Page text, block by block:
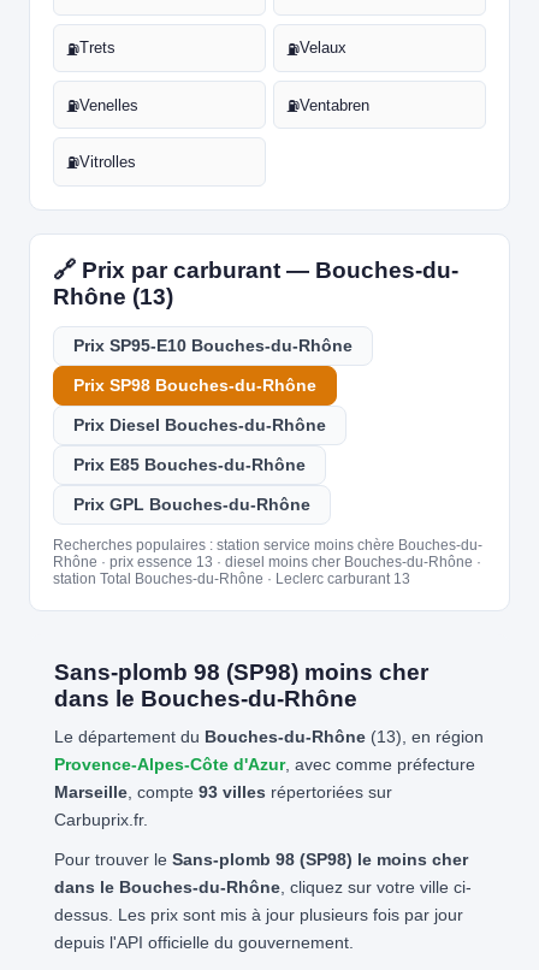
⛽Trets ⛽Velaux
⛽Venelles ⛽Ventabren
⛽Vitrolles
🔗 Prix par carburant — Bouches-du-
Rhône (13)
Prix SP95-E10 Bouches-du-Rhône
Prix SP98 Bouches-du-Rhône
Prix Diesel Bouches-du-Rhône
Prix E85 Bouches-du-Rhône
Prix GPL Bouches-du-Rhône
Recherches populaires : station service moins chère Bouches-du-
Rhône · prix essence 13 · diesel moins cher Bouches-du-Rhône ·
station Total Bouches-du-Rhône · Leclerc carburant 13
Sans-plomb 98 (SP98) moins cher
dans le Bouches-du-Rhône
Le département du Bouches-du-Rhône(13), en région
Provence-Alpes-Côte d'Azur, avec comme préfecture
Marseille, compte 93 villes répertoriées sur
Carbuprix.fr.
Pour trouver le Sans-plomb 98 (SP98) le moins cher
dans le Bouches-du-Rhône, cliquez sur votre ville ci-
dessus. Les prix sont mis à jour plusieurs fois par jour
depuis l'API officielle du gouvernement.